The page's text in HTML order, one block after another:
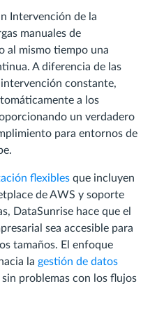
Intervención de la
manuales de
al mismo tiempo una
A diferencia de las
constante,
a los
un verdadero
para entornos de
flexibles que incluyen
de AWS y soporte
DataSunrise hace que el
sea accesible para
tamaños. El enfoque
la gestión de datos
problemas con los flujos